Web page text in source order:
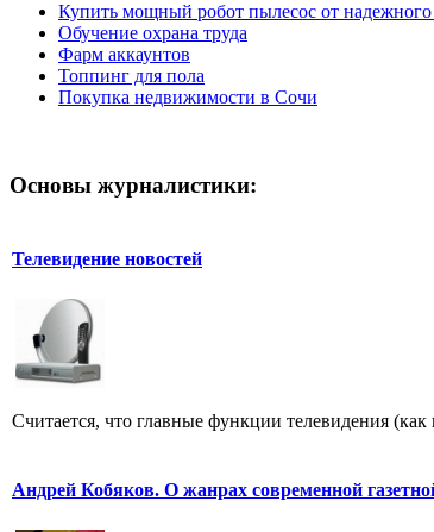
Купить мощный робот пылесос от надежного
Обучение охрана труда
Фарм аккаунтов
Топпинг для пола
Покупка недвижимости в Сочи
Основы журналистики:
Телевидение новостей
Считается, что главные функции телевидения
Андрей Кобяков. О жанрах современной